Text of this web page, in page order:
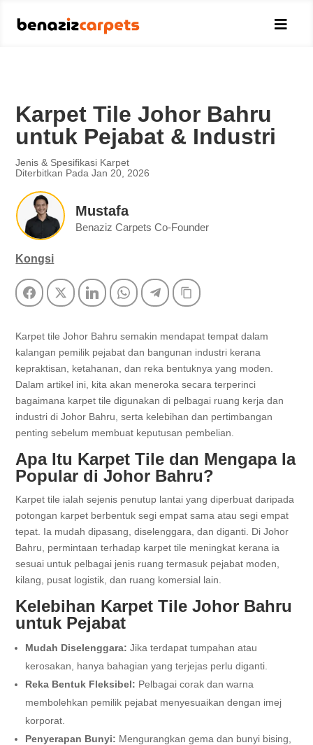

Karpet Tile Johor Bahru
untuk Pejabat & Industri
Jenis & Spesifikasi Karpet
Diterbitkan Pada Jan 20, 2026
Mustafa
Benaziz Carpets Co-Founder
Kongsi
FacebookTwitter LinkedInWhatsAppTelegramCopy Link
Karpet tile Johor Bahru semakin mendapat tempat dalam
kalangan pemilik pejabat dan bangunan industri kerana
kepraktisan, ketahanan, dan reka bentuknya yang moden.
Dalam artikel ini, kita akan meneroka secara terperinci
bagaimana karpet tile digunakan di pelbagai ruang kerja dan
industri di Johor Bahru, serta kelebihan dan pertimbangan
penting sebelum membuat keputusan pembelian.
Apa Itu Karpet Tile dan Mengapa Ia
Popular di Johor Bahru?
Karpet tile ialah sejenis penutup lantai yang diperbuat daripada
potongan karpet berbentuk segi empat sama atau segi empat
tepat. Ia mudah dipasang, diselenggara, dan diganti. Di Johor
Bahru, permintaan terhadap karpet tile meningkat kerana ia
sesuai untuk pelbagai jenis ruang termasuk pejabat moden,
kilang, pusat logistik, dan ruang komersial lain.
Kelebihan Karpet Tile Johor Bahru
untuk Pejabat
Mudah Diselenggara: Jika terdapat tumpahan atau
kerosakan, hanya bahagian yang terjejas perlu diganti.
Reka Bentuk Fleksibel: Pelbagai corak dan warna
membolehkan pemilik pejabat menyesuaikan dengan imej
korporat.
Penyerapan Bunyi: Mengurangkan gema dan bunyi bising,